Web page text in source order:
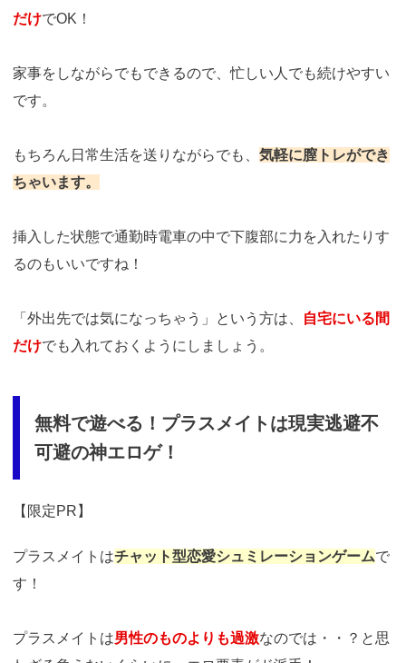
だけでOK！
家事をしながらでもできるので、忙しい人でも続けやすい
です。
もちろん日常生活を送りながらでも、 気軽に膣トレができ
ちゃいます。
挿入した状態で通勤時電車の中で下腹部に力を入れたりす
るのもいいですね！
「外出先では気になっちゃう」という方は、
自宅にいる間
だけでも入れておくようにしましょう。
無料で遊べる！プラスメイトは現実逃避不
可避の神エロゲ！
【限定PR】
プラスメイトはチャット型恋愛シュミレーションゲームで
す！
プラスメイトは男性のものよりも過激なのでは・・？と思